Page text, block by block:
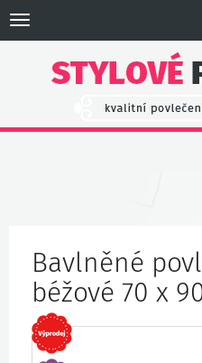
Bavlněné
béžové 70 x
Toggle
navigation